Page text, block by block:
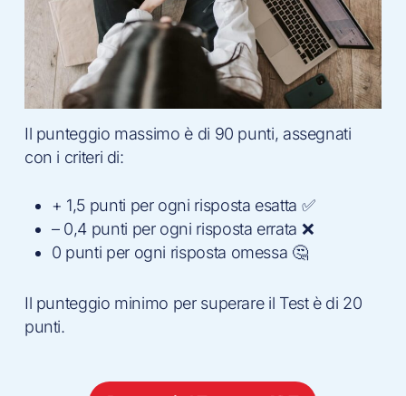
Il punteggio massimo è di 90 punti, assegnati
con i criteri di:
+ 1,5 punti per ogni risposta esatta ✅
– 0,4 punti per ogni risposta errata ❌
0 punti per ogni risposta omessa 🤔
Il punteggio minimo per superare il Test è di 20
punti.